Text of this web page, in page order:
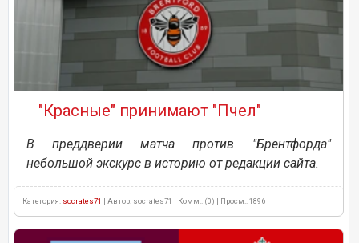
"Красные" принимают "Пчел"
В преддверии матча против "Брентфорда"
небольшой экскурс в историю от редакции сайта.
Категория: socrates71 | Автор: socrates71 | Комм.: (0) | Просм.: 1896